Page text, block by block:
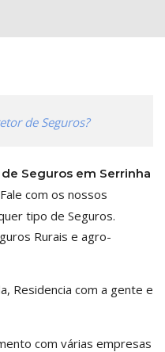
de Seguros?
Seguros em Serrinha
com os nossos
tipo de Seguros.
Rurais e agro-
Residencia com a gente e
com várias empresas